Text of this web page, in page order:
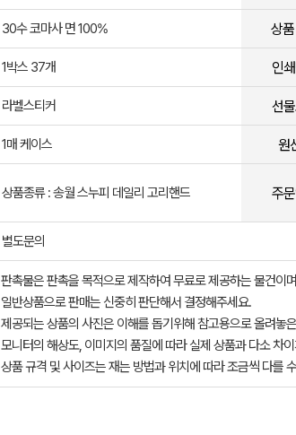
30수 코마사 면 100% 상
1박스 37개 인
라벨스티커 선
1매 케이스 원
상품종류 : 송월 스누피 데일리 고리핸드 주
별도문의
판촉물은 판촉을 목적으로 제작하여 무료로 제공하는 물건이며
일반상품으로 판매는 신중히 판단해서 결정해주세요.
제공되는 상품의 사진은 이해를 돕기위해 참고용으로 올려놓
모니터의 해상도, 이미지의 품질에 따라 실제 상품과 다소 차
상품 규격 및 사이즈는 재는 방법과 위치에 따라 조금씩 다를